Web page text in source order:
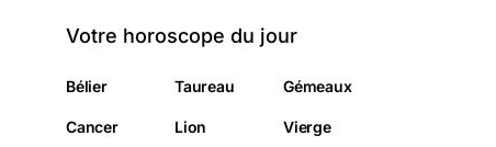
Votre horoscope du jour
Bélier Taureau Gémeaux
Cancer Lion Vierge